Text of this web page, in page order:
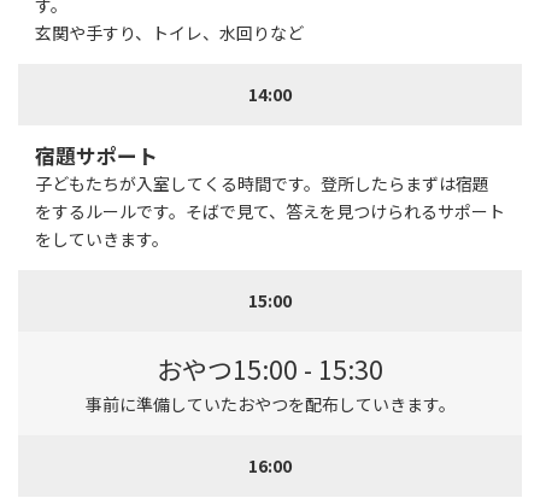
す。
玄関や手すり、トイレ、水回りなど
14:00
宿題サポート
子どもたちが入室してくる時間です。登所したらまずは宿題
をするルールです。そばで見て、答えを見つけられるサポート
をしていきます。
15:00
おやつ15:00 - 15:30
事前に準備していたおやつを配布していきます。
16:00